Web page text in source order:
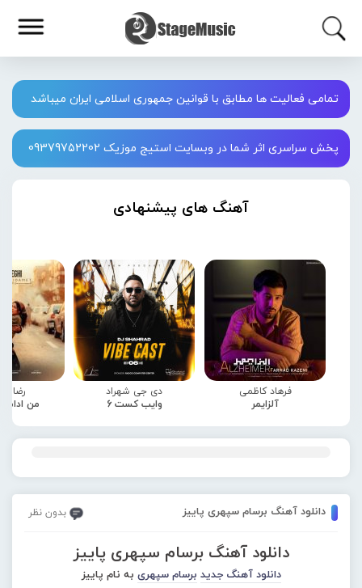
تمامی فعالیت ها مطابق با قوانین جمهوری اسلامی ایران میباشد
پخش سراسری اثر شما در وبسایت استیج موزیک 09379752202
آهنگ های پیشنهادی
فرهاد کاظمی
آلزایمر
دی جی شهراد
وایب کست 6
رضا
من
دانلود آهنگ برسام سپهری پاییز بدون نظر
دانلود آهنگ برسام سپهری پاییز
دانلود آهنگ جدید برسام سپهری به نام پاییز